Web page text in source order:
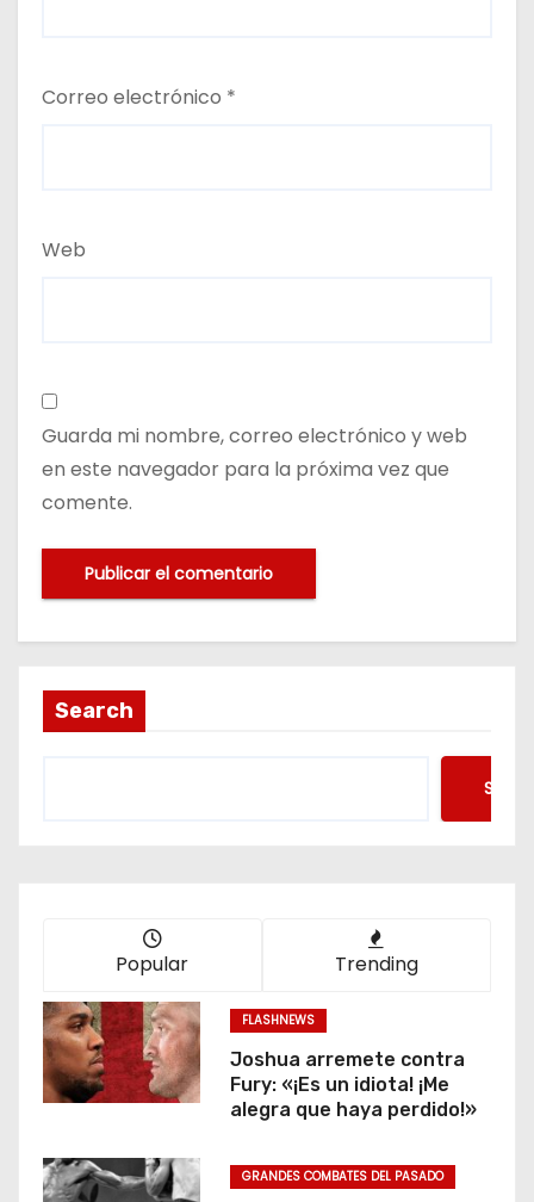
Correo electrónico *
Web
Guarda mi nombre, correo electrónico y web
en este navegador para la próxima vez que
comente.
Search
Popular Trending
FLASHNEWS
Joshua arremete contra
Fury: «¡Es un idiota! ¡Me
alegra que haya perdido!»
GRANDES COMBATES DEL PASADO